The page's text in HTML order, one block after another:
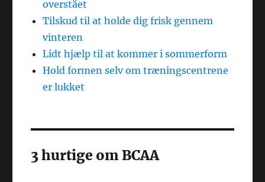
overstået
Tilskud til at holde dig frisk gennem
vinteren
Lidt hjælp til at kommer i sommerform
Hold formen selv om træningscentrene
er lukket
3 hurtige om BCAA